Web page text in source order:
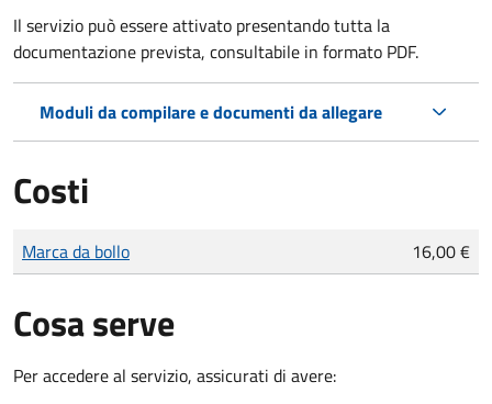
Il servizio può essere attivato presentando tutta la
documentazione prevista, consultabile in formato PDF.
Moduli da compilare e documenti da allegare
Costi
Tipo di pagamento
Importo
Marca da bollo 16,00 €
Cosa serve
Per accedere al servizio, assicurati di avere: